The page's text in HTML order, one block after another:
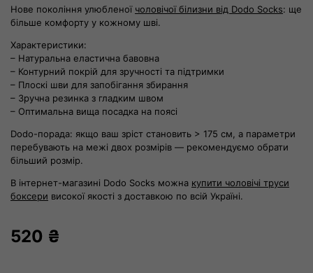
Нове покоління улюбленої чоловічої білизни від Dodo Socks: ще
більше комфорту у кожному шві.
Характеристики:
– Натуральна еластична бавовна
– Контурний покрій для зручності та підтримки
– Плоскі шви для запобігання збирання
– Зручна резинка з гладким швом
– Оптимальна вища посадка на поясі
Dodo-порада: якщо ваш зріст становить > 175 см, а параметри
перебувають на межі двох розмірів — рекомендуємо обрати
більший розмір.
В інтернет-магазині Dodo Socks можна купити чоловічі труси
боксери високої якості з доставкою по всій Україні.
520 ₴